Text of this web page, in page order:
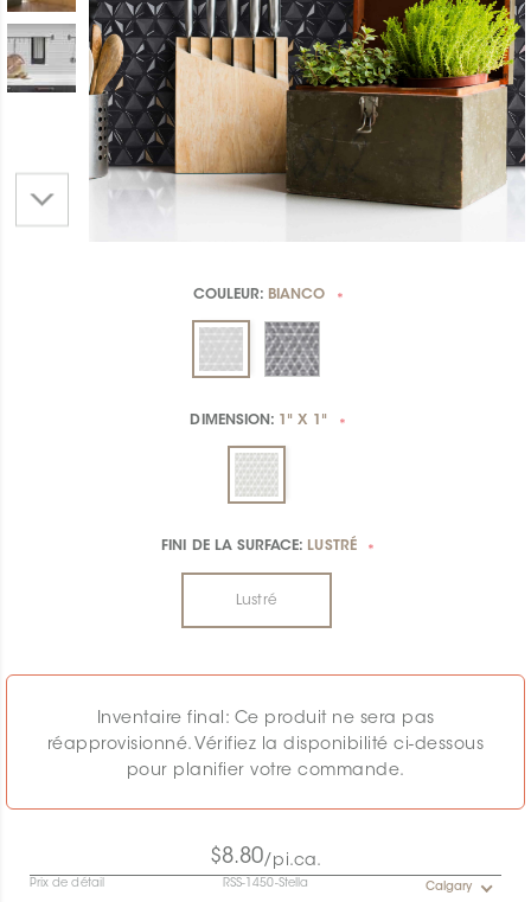
COULEUR: BIANCO *
DIMENSION: 1" X 1" *
FINI DE LA SURFACE: LUSTRÉ *
Lustré
Inventaire final: Ce produit ne sera pas
réapprovisionné. Vérifiez la disponibilité ci-dessous
pour planifier votre commande.
$8.80/pi.ca.
Prix de détail RSS-1450-Stella Calgary